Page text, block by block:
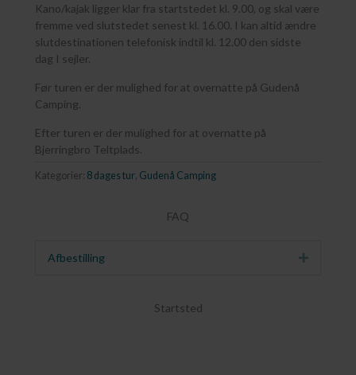
Kano/kajak ligger klar fra startstedet kl. 9.00, og skal være
fremme ved slutstedet senest kl. 16.00. I kan altid ændre
slutdestinationen telefonisk indtil kl. 12.00 den sidste
dag I sejler.
Før turen er der mulighed for at overnatte på Gudenå
Camping.
Efter turen er der mulighed for at overnatte på
Bjerringbro Teltplads.
Kategorier: 8 dages tur Gudenå Camping
FAQ
Afbestilling Udvid
Startsted